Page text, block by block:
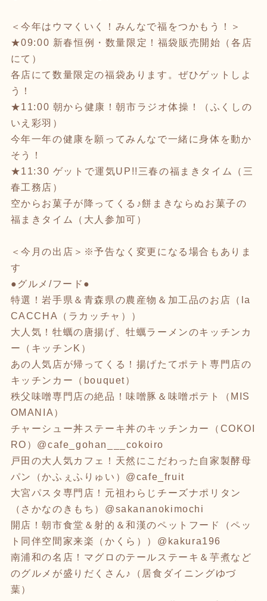
＜今年はウマくいく！みんなで福をつかもう！＞
★09:00 新春恒例・数量限定！福袋販売開始（各店
にて）
各店にて数量限定の福袋あります。ぜひゲットしよ
う！
★11:00 朝から健康！朝市ラジオ体操！（ふくしの
いえ彩羽）
今年一年の健康を願ってみんなで一緒に身体を動か
そう！
★11:30 ゲットで運気UP!!三春の福まきタイム（三
春工務店）
空からお菓子が降ってくる♪餅まきならぬお菓子の
福まきタイム（大人参加可）
＜今月の出店＞※予告なく変更になる場合もありま
す
●グルメ/フード●
特選！岩手県＆青森県の農産物＆加工品のお店（la
CACCHA（ラカッチャ））
大人気！牡蠣の唐揚げ、牡蠣ラーメンのキッチンカ
ー（キッチンK）
あの人気店が帰ってくる！揚げたてポテト専門店の
キッチンカー（bouquet）
秩父味噌専門店の絶品！味噌豚＆味噌ポテト（MIS
OMANIA）
チャーシュー丼ステーキ丼のキッチンカー（COKOI
RO）@cafe_gohan___cokoiro
戸田の大人気カフェ！天然にこだわった自家製酵母
パン（かふぇふりゅい）@cafe_fruit
大宮パスタ専門店！元祖わらじチーズナポリタン
（さかなのきもち）@sakananokimochi
開店！朝市食堂＆射的＆和漢のペットフード（ペッ
ト同伴空間家来楽（かくら））@kakura196
南浦和の名店！マグロのテールステーキ＆芋煮など
のグルメが盛りだくさん♪（居食ダイニングゆづ
葉）